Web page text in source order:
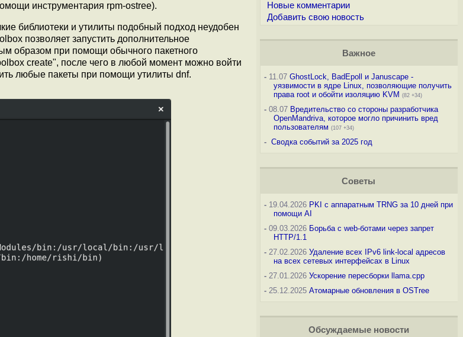
инструментария rpm-ostree).
библиотеки и утилиты подобный подход неудобен
позволяет запустить дополнительное
образом при помощи обычного пакетного
create", после чего в любой момент можно войти
любые пакеты при помощи утилиты dnf.
Новые комментарии
Добавить свою новость
Важное
-11.07 GhostLock, BadEpoll и Januscape -
уязвимости в ядре Linux, позволяющие получить
права root и обойти изоляцию KVM (82 +34)
-08.07 Вредительство со стороны разработчика
OpenMandriva, которое могло причинить вред
пользователям (107 +34)
- Сводка событий за 2025 год
Советы
-19.04.2026 PKI с аппаратным TRNG за 10 дней при
помощи AI
-09.03.2026 Борьба с web-ботами через запрет
HTTP/1.1
-27.02.2026 Удаление всех IPv6 link-local адресов
на всех сетевых интерфейсах в Linux
-27.01.2026 Ускорение пересборки llama.cpp
-25.12.2025 Атомарные обновления в OSTree
Обсуждаемые новости